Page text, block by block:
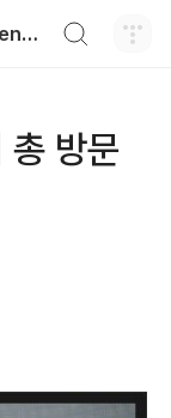
와일드진생WG엔터테인먼트 entertainment
방문